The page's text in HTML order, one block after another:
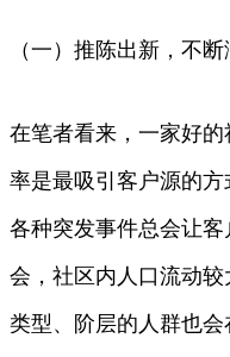
（一）推陈出新，不
在笔者看来，一家好
率是最吸引客户源的方
各种突发事件总会让
会，社区内人口流动
类型、阶层的人群也